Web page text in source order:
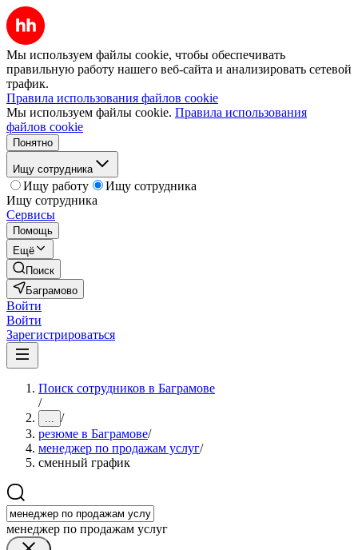
Мы используем файлы cookie, чтобы обеспечивать
правильную работу нашего веб-сайта и анализировать сетевой
трафик.
Правила использования файлов cookie
Мы используем файлы cookie. Правила использования
файлов cookie
Понятно
Ищу сотрудника
Ищу работу
Ищу сотрудника
Ищу сотрудника
Сервисы
Помощь
Ещё
Поиск
Баграмово
Войти
Войти
Зарегистрироваться
Поиск сотрудников в Баграмове
/
... /
резюме в Баграмове/
менеджер по продажам услуг/
сменный график
менеджер по продажам услуг